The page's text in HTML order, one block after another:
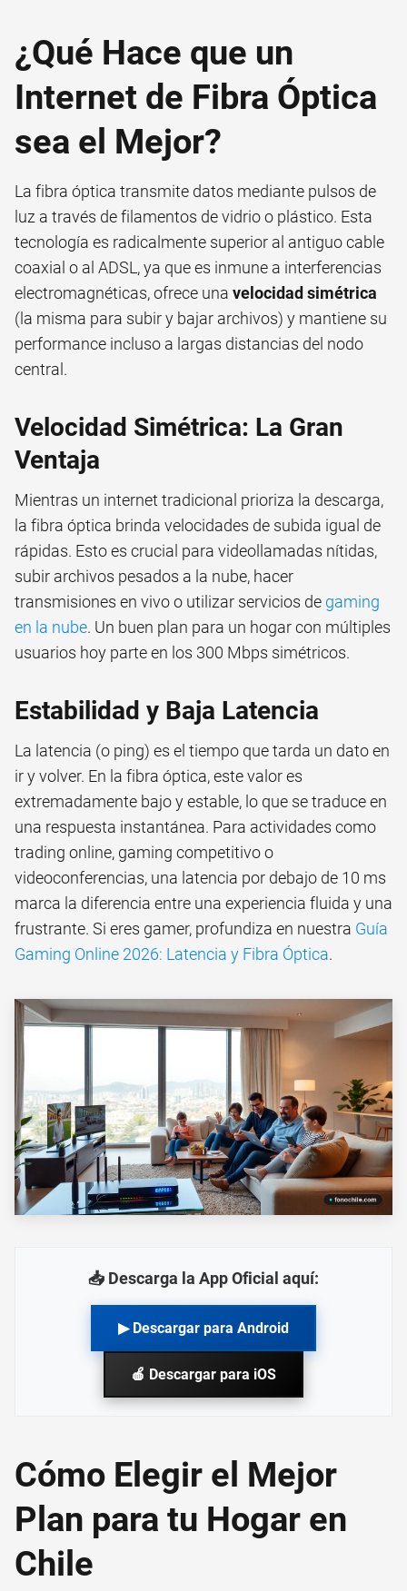
¿Qué Hace que un
Internet de Fibra Óptica
sea el Mejor?
La fibra óptica transmite datos mediante pulsos de
luz a través de filamentos de vidrio o plástico. Esta
tecnología es radicalmente superior al antiguo cable
coaxial o al ADSL, ya que es inmune a interferencias
electromagnéticas, ofrece una velocidad simétrica
(la misma para subir y bajar archivos) y mantiene su
performance incluso a largas distancias del nodo
central.
Velocidad Simétrica: La Gran
Ventaja
Mientras un internet tradicional prioriza la descarga,
la fibra óptica brinda velocidades de subida igual de
rápidas. Esto es crucial para videollamadas nítidas,
subir archivos pesados a la nube, hacer
transmisiones en vivo o utilizar servicios de gaming
en la nube. Un buen plan para un hogar con múltiples
usuarios hoy parte en los 300 Mbps simétricos.
Estabilidad y Baja Latencia
La latencia (o ping) es el tiempo que tarda un dato en
ir y volver. En la fibra óptica, este valor es
extremadamente bajo y estable, lo que se traduce en
una respuesta instantánea. Para actividades como
trading online, gaming competitivo o
videoconferencias, una latencia por debajo de 10 ms
marca la diferencia entre una experiencia fluida y una
frustrante. Si eres gamer, profundiza en nuestra Guía
Gaming Online 2026: Latencia y Fibra Óptica.
📥 Descarga la App Oficial aquí:
▶ Descargar para Android
🍎 Descargar para iOS
Cómo Elegir el Mejor
Plan para tu Hogar en
Chile